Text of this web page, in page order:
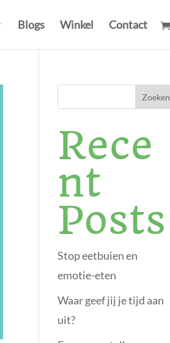
Blogs Winkel Contact
Zoeken
Rece
nt
Posts
Stop eetbuien en
emotie-eten
Waar geef jij je tijd aan
uit?